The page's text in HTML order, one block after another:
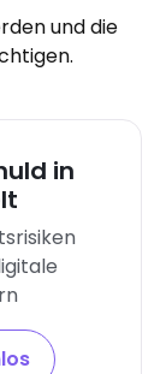
und die
in